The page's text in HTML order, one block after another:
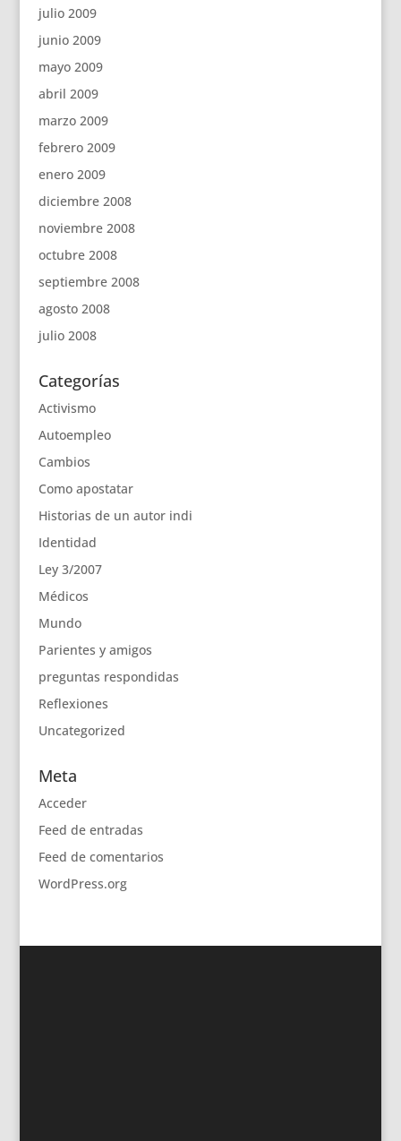
julio 2009
junio 2009
mayo 2009
abril 2009
marzo 2009
febrero 2009
enero 2009
diciembre 2008
noviembre 2008
octubre 2008
septiembre 2008
agosto 2008
julio 2008
Categorías
Activismo
Autoempleo
Cambios
Como apostatar
Historias de un autor indi
Identidad
Ley 3/2007
Médicos
Mundo
Parientes y amigos
preguntas respondidas
Reflexiones
Uncategorized
Meta
Acceder
Feed de entradas
Feed de comentarios
WordPress.org